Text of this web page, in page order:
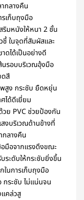
กลางคืน
รเก็บถุงมือ
มหนังให้หนา 2 ชั้น
ชี้ ในจุดที่สัมผัสและ
ดได้เป็นอย่างดี
นรอบบริเวณอุ้งมือ
ดสี
สูง กระชับ ยืดหยุ่น
ได้ดีเยี่ยม
วย PVC ช่วยป้องกัน
งบริเวณด้านข้างที่
กลางคืน
มือจากแรงดึงขณะ
ระดับให้กระชับยิ่งขึ้น
ในการเก็บถุงมือ
ระชับ ไม่แน่นจน
แคล่วสู